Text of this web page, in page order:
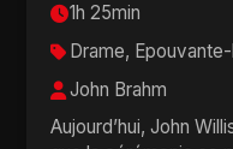
1h 25min
Drame,
John Brahm
Aujourd’hui, John